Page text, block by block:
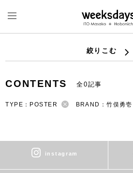
絞りこむ
CONTENTS 全0記事
TYPE：POSTER BRAND：竹俣勇壱
instagram